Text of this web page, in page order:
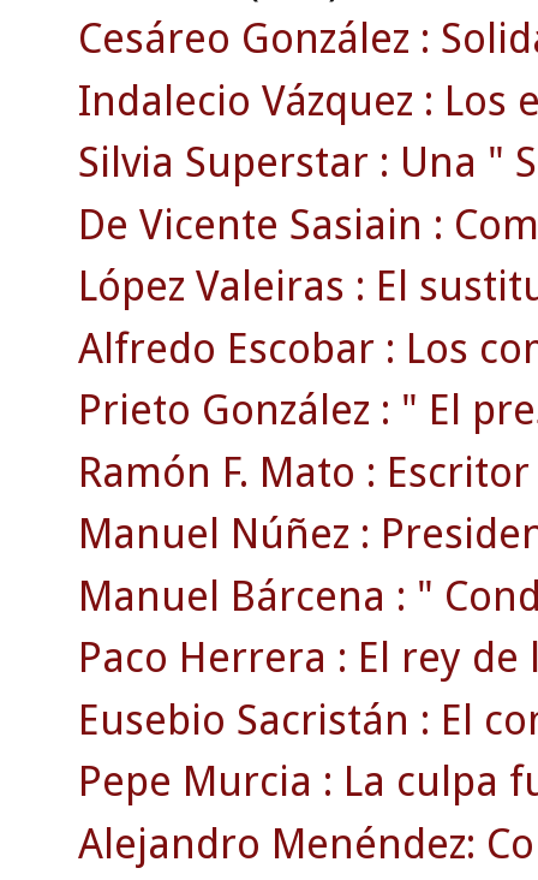
Cesáreo González :
Indalecio Vázquez : Los
Silvia Superstar : Una "
De Vicente Sasiain :
López Valeiras : El
Alfredo Escobar : Los
Prieto González : " El
Ramón F. Mato :
Manuel Núñez :
Manuel Bárcena : "
Paco Herrera : El rey
Eusebio Sacristán : El
Pepe Murcia : La culpa
Alejandro Menéndez: